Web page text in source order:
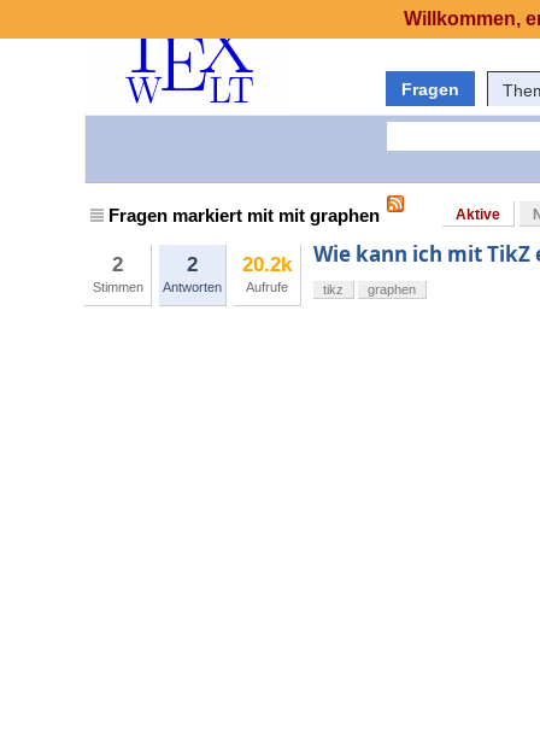
Fragen
Fragen markiert mit mit graphen Aktive
2
Stimmen
2
Antworten
20.2k
Aufrufe
Wie kann ich mit TikZ
tikz graphen
Willkommen,